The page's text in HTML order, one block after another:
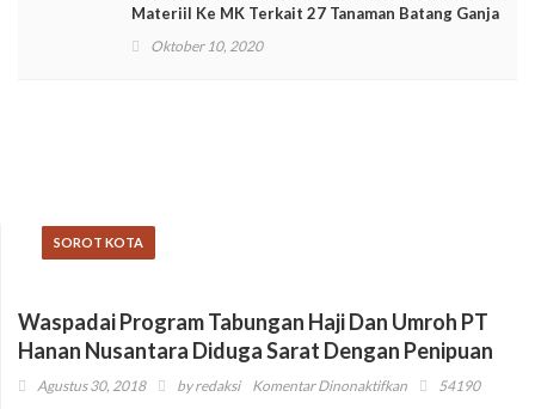
Materiil Ke MK Terkait 27 Tanaman Batang Ganja
Oktober 10, 2020
HEADLINE
SOROT KOTA
Waspadai Program Tabungan Haji Dan Umroh PT
Hanan Nusantara Diduga Sarat Dengan Penipuan
Agustus 30, 2018 byredaksi Komentar Dinonaktifkanpada
54190